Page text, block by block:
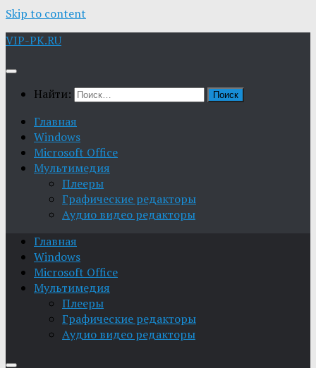
Skip to content
VIP-PK.RU
Найти:
Главная
Windows
Microsoft Office
Мультимедия
Плееры
Графические редакторы
Aудио видео редакторы
Главная
Windows
Microsoft Office
Мультимедия
Плееры
Графические редакторы
Aудио видео редакторы